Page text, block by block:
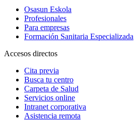
Osasun Eskola
Profesionales
Para empresas
Formación Sanitaria Especializada
Accesos directos
Cita previa
Busca tu centro
Carpeta de Salud
Servicios online
Intranet corporativa
Asistencia remota